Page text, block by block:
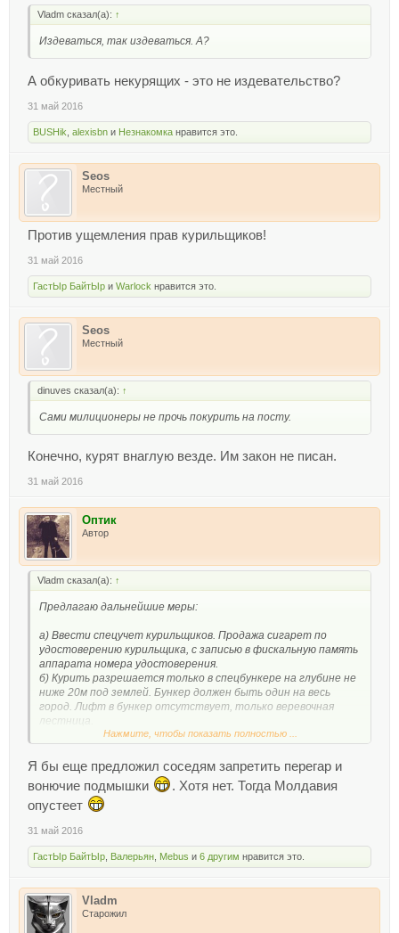
Vladm сказал(а): ↑
Издеваться, так издеваться. А?
А обкуривать некурящих - это не издевательство?
31 май 2016
BUSHik alexisbn и Незнакомка нравится это.
Seos
Местный
Против ущемления прав курильщиков!
31 май 2016
ГастЫр БайтЫр и Warlock нравится это.
Seos
Местный
dinuves сказал(а): ↑
Сами милиционеры не прочь покурить на посту.
Конечно, курят внаглую везде. Им закон не писан.
31 май 2016
Оптик
Автор
Vladm сказал(а): ↑
Предлагаю дальнейшие меры:
а) Ввести спецучет курильщиков. Продажа сигарет по
удостоверению курильщика, с записью в фискальную память
аппарата номера удостоверения.
б) Курить разрешается только в спецбункере на глубине не
ниже 20м под землей. Бункер должен быть один на весь
город. Лифт в бункер отсутствует, только веревочная
лестница.
в) Для курильщиков отменяется бесплатное медицинское
отчисления с з/п взымаются в общем порядке.
Дальше фантазия буксует. Ну, может, обливать помоями
при продаже пачки сигарет? Издеваться, так издеваться.
То же самое сделать с продажей алкоголя.
Нажмите, чтобы показать полностью ...
Я бы еще предложил соседям запретить перегар и
вонючие подмышки
. Хотя нет. Тогда Молдавия
опустеет
31 май 2016
ГастЫр БайтЫр Валерьян Mebus и 6 другим нравится это.
Vladm
Старожил